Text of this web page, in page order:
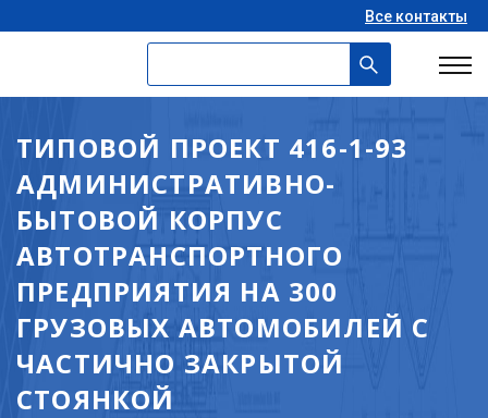
Все контакты
ТИПОВОЙ ПРОЕКТ 416-1-93
АДМИНИСТРАТИВНО-
БЫТОВОЙ КОРПУС
АВТОТРАНСПОРТНОГО
ПРЕДПРИЯТИЯ НА 300
ГРУЗОВЫХ АВТОМОБИЛЕЙ С
ЧАСТИЧНО ЗАКРЫТОЙ
СТОЯНКОЙ